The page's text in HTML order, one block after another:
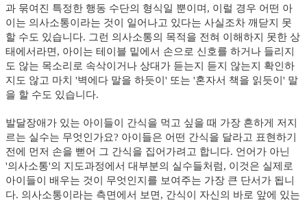
과 묶여진 특정한 행동 수단의 형식일 뿐이며, 이럴 경우 어떤 아
이는 의사소통이라는 것이 일어나고 있다는 사실조차 깨닫지 못
할 수도 있습니다. 그런 의사소통의 목적을 전혀 이해하지 못한 상
태에서라면, 아이는 테이블 밑에서 손으로 신호를 하거나 들리지
도 않는 목소리로 속삭이거나 상대가 듣는지 듣지 않는지 확인하
지도 않고 마치 '벽에다 말을 하듯이' 또는 '혼자서 책을 읽듯이' 말
을 할 수도 있습니다.
발달장애가 있는 아이들이 간식을 먹고 싶을 때 가장 흔하게 저지
르는 실수는 무엇인가요? 아이들은 어떤 간식을 달라고 표현하기
전에 먼저 손을 뻗어 그 간식을 집어가려고 합니다. 언어가 아닌
'의사소통'의 지도과정에서 대부분의 실수들처럼, 이것은 실제로
아이들이 배우는 것이 무엇인지를 보여주는 가장 큰 단서가 됩니
다. 의사소통이라는 측면에서 보면, 간식이 자신의 바로 앞에 있는